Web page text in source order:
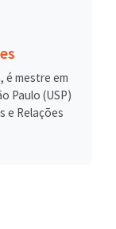
é mestre em
Paulo (USP)
e Relações